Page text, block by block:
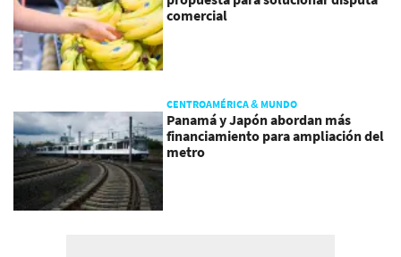
comercial
CENTROAMÉRICA & MUNDO
Panamá y Japón abordan más
financiamiento para ampliación del
metro